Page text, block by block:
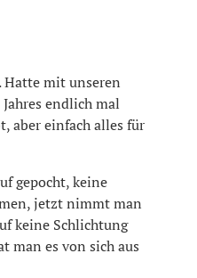
mit unseren
endlich mal
aber einfach alles für
gepocht, keine
jetzt nimmt man
keine Schlichtung
man es von sich aus